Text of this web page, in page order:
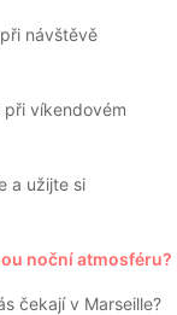
návštěvě
víkendovém
a užijte si
noční atmosféru?
čekají v Marseille?